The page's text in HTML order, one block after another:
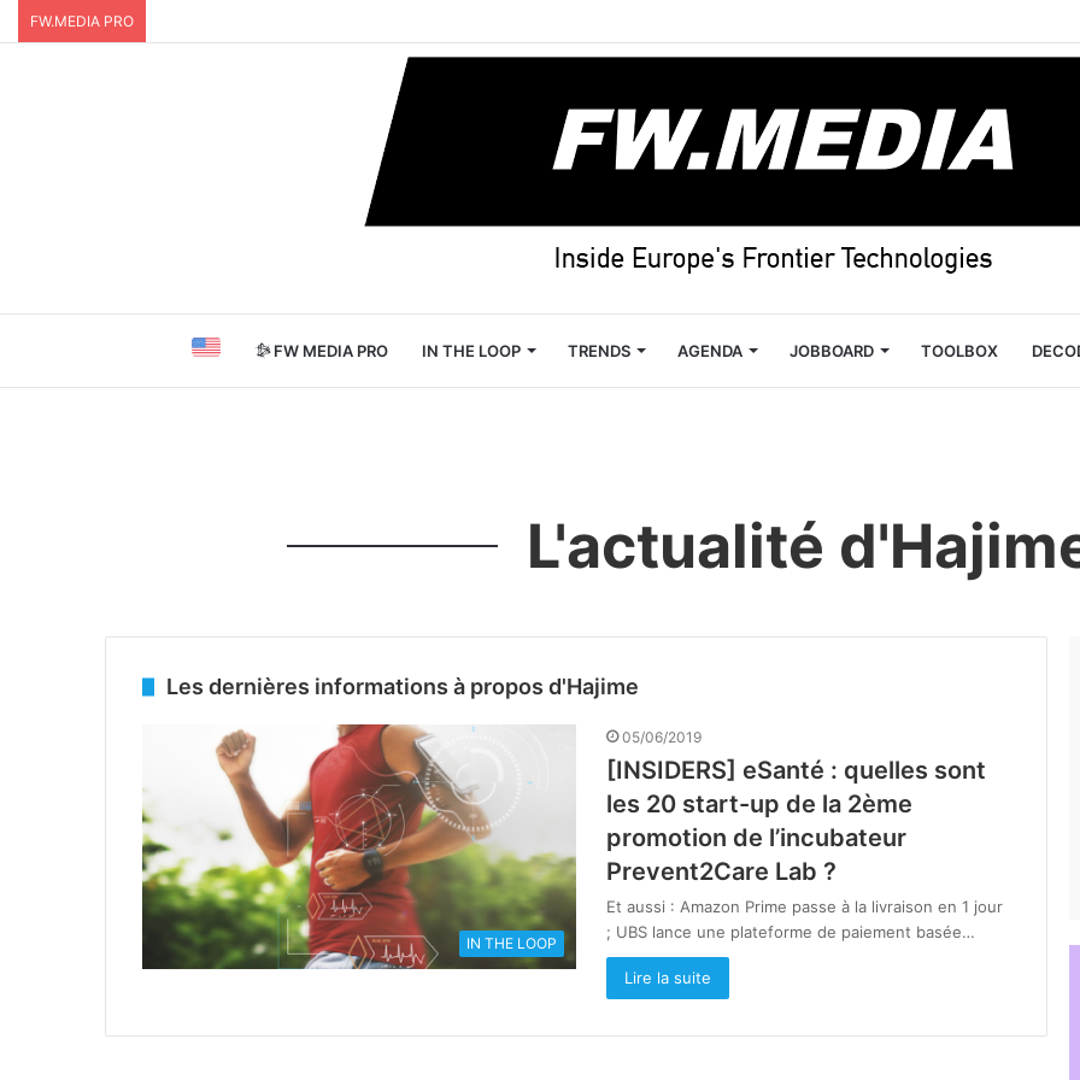
FW.MEDIA PRO
FW MEDIA PRO IN THE LOOP TRENDS AGENDA JOBBOARD TOOLBOX
L'actualité
Les dernières informations à propos d'Hajime
IN THE LOOP
05/06/2019
[INSIDERS] eSanté : quelles sont
les 20 start-up de la 2ème
promotion de l’incubateur
Prevent2Care Lab ?
Et aussi : Amazon Prime passe à la livraison en 1 jour
; UBS lance une plateforme de paiement basée…
Lire la suite